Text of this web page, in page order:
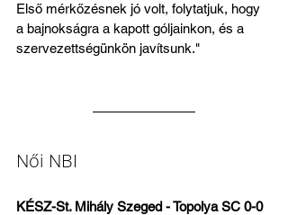
Első mérkőzésnek jó volt, folytatjuk, hogy
a bajnokságra a kapott góljainkon, és a
szervezettségünkön javítsunk."
Női NBI
KÉSZ-St. Mihály Szeged - Topolya SC 0-0